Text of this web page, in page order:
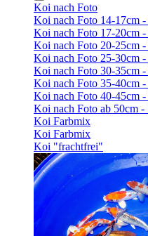
Koi nach Foto
Koi nach Foto 14-17cm -
Koi nach Foto 17-20cm -
Koi nach Foto 20-25cm -
Koi nach Foto 25-30cm -
Koi nach Foto 30-35cm -
Koi nach Foto 35-40cm -
Koi nach Foto 40-45cm -
Koi nach Foto ab 50cm -
Koi Farbmix
Koi Farbmix
Koi "frachtfrei"